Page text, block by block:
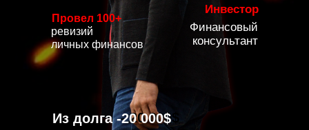
- 20 000$
Из долга -20 000$
Инвестор
ревизий
личных финансов
Провел 100+
Финансовый
консультант